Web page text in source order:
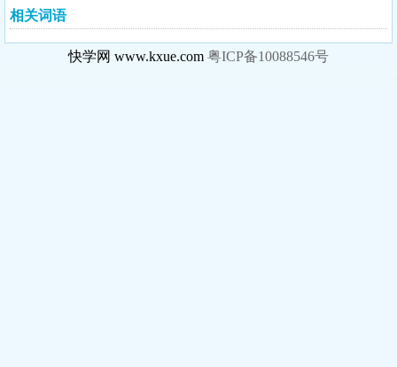
相关词语
快学网 www.kxue.com 粤ICP备10088546号